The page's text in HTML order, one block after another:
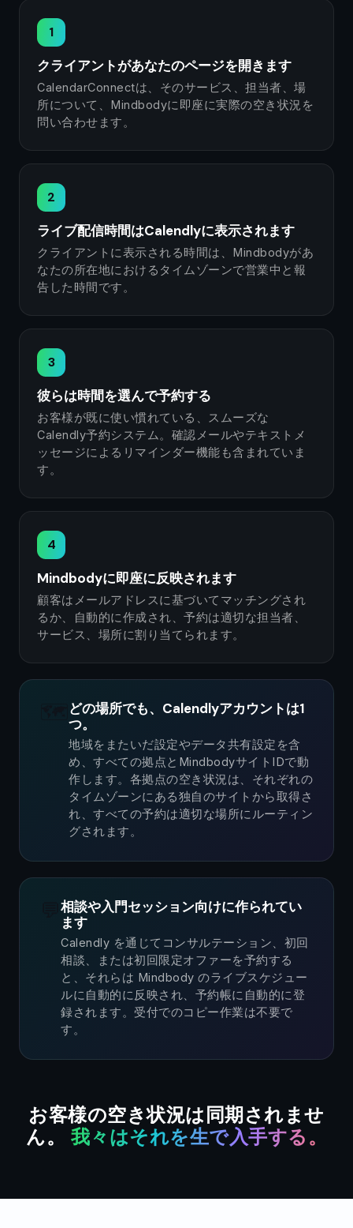
1
クライアントがあなたのページを開きます
CalendarConnectは、そのサービス、担当者、場
所について、Mindbodyに即座に実際の空き状況を
問い合わせます。
2
ライブ配信時間はCalendlyに表示されます
クライアントに表示される時間は、Mindbodyがあ
なたの所在地におけるタイムゾーンで営業中と報
告した時間です。
3
彼らは時間を選んで予約する
お客様が既に使い慣れている、スムーズな
Calendly予約システム。確認メールやテキストメ
ッセージによるリマインダー機能も含まれていま
す。
4
Mindbodyに即座に反映されます
顧客はメールアドレスに基づいてマッチングされ
るか、自動的に作成され、予約は適切な担当者、
サービス、場所に割り当てられます。
どの場所でも、Calendlyアカウントは1
つ。
地域をまたいだ設定やデータ共有設定を含
め、すべての拠点とMindbodyサイトIDで動
作します。各拠点の空き状況は、それぞれの
タイムゾーンにある独自のサイトから取得さ
れ、すべての予約は適切な場所にルーティン
グされます。
相談や入門セッション向けに作られてい
ます
Calendly を通じてコンサルテーション、初回
相談、または初回限定オファーを予約する
と、それらは Mindbody のライブスケジュー
ルに自動的に反映され、予約帳に自動的に登
録されます。受付でのコピー作業は不要で
す。
お客様の空き状況は同期されませ
ん。 我々はそれを生で入手する。